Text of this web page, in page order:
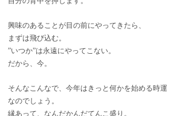
興味のあることが目の前にやってきたら、
まずは飛び込む。
”いつか”は永遠にやってこない。
だから、今。
そんなこんなで、今年はきっと何かを始める時運
なのでしょう。
縁あって、なんだかんだてんこ盛り。